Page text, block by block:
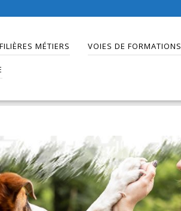
FILIÈRES MÉTIERS VOIES DE FORMATIONS